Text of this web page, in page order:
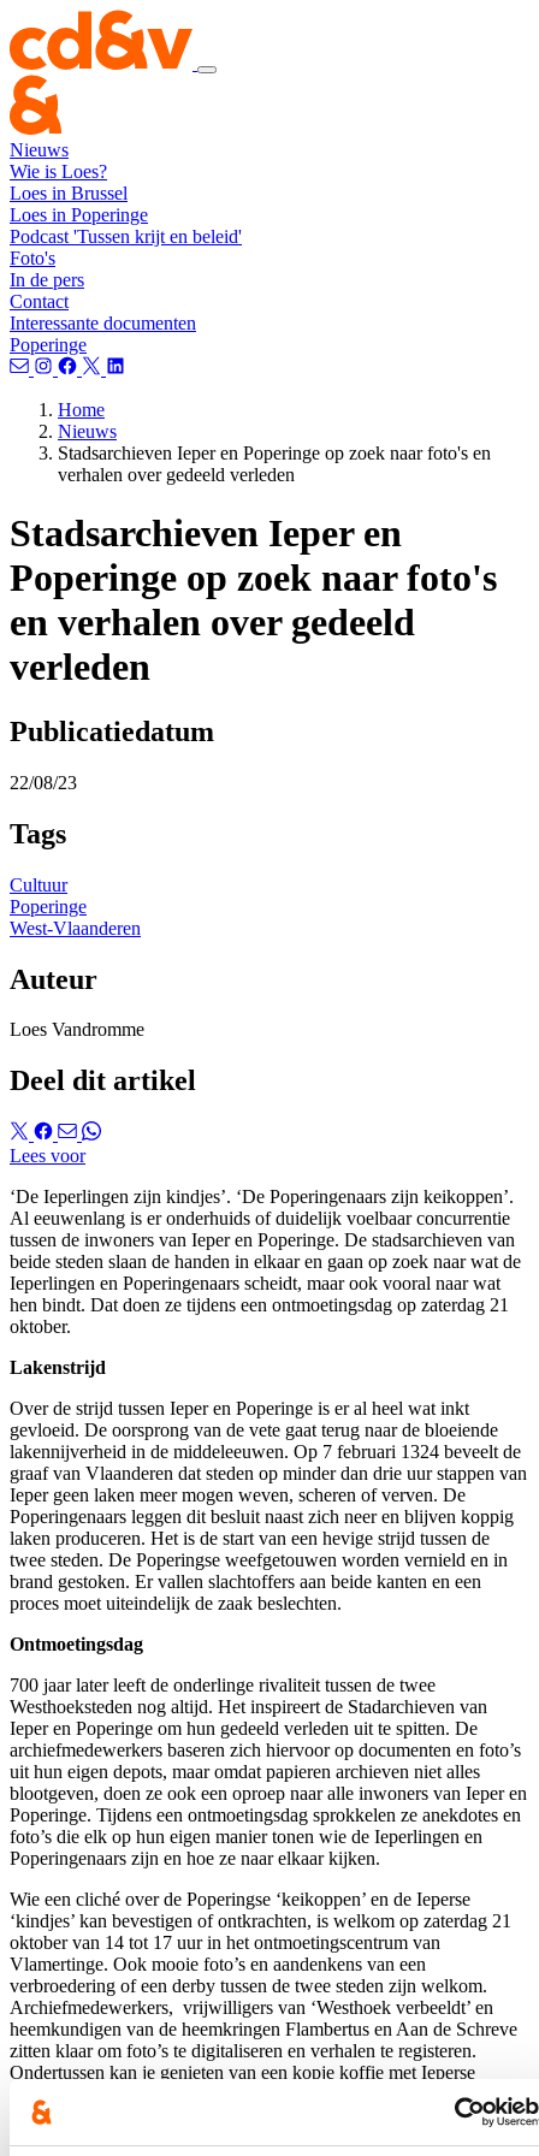
Nieuws
Wie is Loes?
Loes in Brussel
Loes in Poperinge
Podcast 'Tussen krijt en beleid'
Foto's
In de pers
Contact
Interessante documenten
Poperinge
Home
Nieuws
Stadsarchieven Ieper en Poperinge op zoek naar foto's en
verhalen over gedeeld verleden
Stadsarchieven Ieper en
Poperinge op zoek naar foto's
en verhalen over gedeeld
verleden
Publicatiedatum
22/08/23
Tags
Cultuur
Poperinge
West-Vlaanderen
Auteur
Loes Vandromme
Deel dit artikel
Lees voor
‘De Ieperlingen zijn kindjes’. ‘De Poperingenaars zijn keikoppen’.
Al eeuwenlang is er onderhuids of duidelijk voelbaar concurrentie
tussen de inwoners van Ieper en Poperinge. De stadsarchieven van
beide steden slaan de handen in elkaar en gaan op zoek naar wat de
Ieperlingen en Poperingenaars scheidt, maar ook vooral naar wat
hen bindt. Dat doen ze tijdens een ontmoetingsdag op zaterdag 21
oktober.
Lakenstrijd
Over de strijd tussen Ieper en Poperinge is er al heel wat inkt
gevloeid. De oorsprong van de vete gaat terug naar de bloeiende
lakennijverheid in de middeleeuwen. Op 7 februari 1324 beveelt de
graaf van Vlaanderen dat steden op minder dan drie uur stappen van
Ieper geen laken meer mogen weven, scheren of verven. De
Poperingenaars leggen dit besluit naast zich neer en blijven koppig
laken produceren. Het is de start van een hevige strijd tussen de
twee steden. De Poperingse weefgetouwen worden vernield en in
brand gestoken. Er vallen slachtoffers aan beide kanten en een
proces moet uiteindelijk de zaak beslechten.
Ontmoetingsdag
700 jaar later leeft de onderlinge rivaliteit tussen de twee
Westhoeksteden nog altijd. Het inspireert de Stadarchieven van
Ieper en Poperinge om hun gedeeld verleden uit te spitten. De
archiefmedewerkers baseren zich hiervoor op documenten en foto’s
uit hun eigen depots, maar omdat papieren archieven niet alles
blootgeven, doen ze ook een oproep naar alle inwoners van Ieper en
Poperinge. Tijdens een ontmoetingsdag sprokkelen ze anekdotes en
foto’s die elk op hun eigen manier tonen wie de Ieperlingen en
Poperingenaars zijn en hoe ze naar elkaar kijken.
Wie een cliché over de Poperingse ‘keikoppen’ en de Ieperse
‘kindjes’ kan bevestigen of ontkrachten, is welkom op zaterdag 21
oktober van 14 tot 17 uur in het ontmoetingscentrum van
Vlamertinge. Ook mooie foto’s en aandenkens van een
verbroedering of een derby tussen de twee steden zijn welkom.
Archiefmedewerkers, vrijwilligers van ‘Westhoek verbeeldt’ en
heemkundigen van de heemkringen Flambertus en Aan de Schreve
zitten klaar om foto’s te digitaliseren en verhalen te registeren.
Ondertussen kan je genieten van een kopje koffie met Ieperse